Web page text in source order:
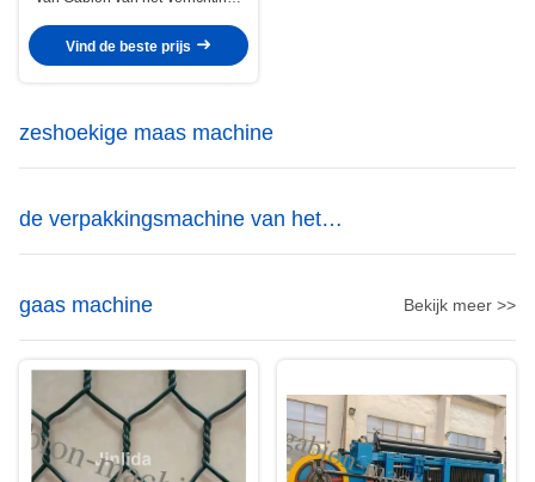
Draadnetwerk
Vind de beste prijs
zeshoekige maas machine
de verpakkingsmachine van het
gabionnetwerk
gaas machine
Bekijk meer >>